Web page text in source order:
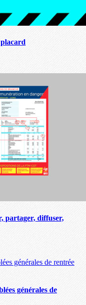
partager, diffuser,
générales de